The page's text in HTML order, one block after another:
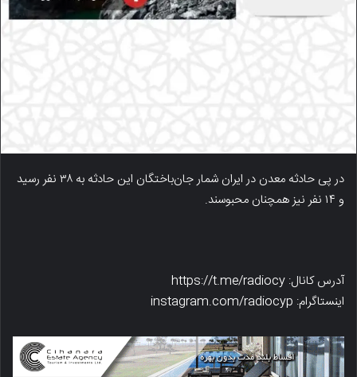
در پی حادثه معدن در ایران شمار جان‌باختگان این حادثه به ۳۸ نفر رسید
و ۱۴ نفر نیز همچنان محبوسند.
آدرس کانال: https://t.me/radiocy
اینستاگرام: instagram.com/radiocyp